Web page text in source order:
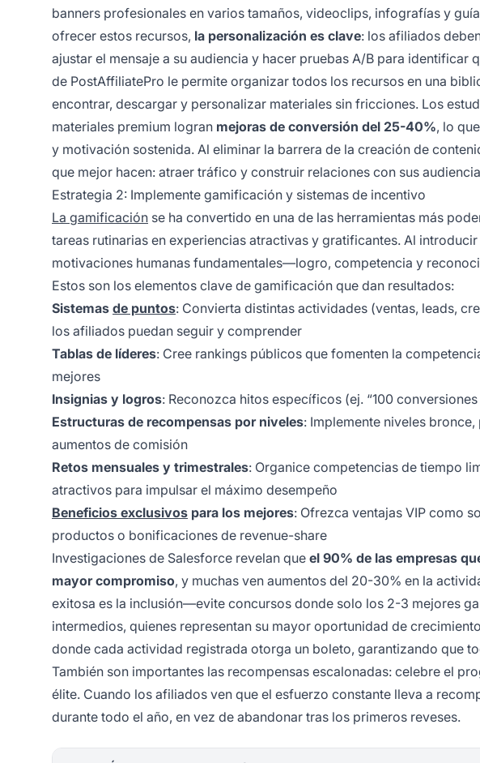
banners profesionales en varios tamaños, videoclips, infografías y
ofrecer estos recursos, la personalización es clave: los afiliados
ajustar el mensaje a su audiencia y hacer pruebas A/B para identificar
de PostAffiliatePro le permite organizar todos los recursos en una
encontrar, descargar y personalizar materiales sin fricciones. Los
materiales premium logran mejoras de conversión del 25-40%, lo
y motivación sostenida. Al eliminar la barrera de la creación de
que mejor hacen: atraer tráfico y construir relaciones con sus
Estrategia 2: Implemente gamificación y sistemas de incentivo
La gamificación se ha convertido en una de las herramientas más
tareas rutinarias en experiencias atractivas y gratificantes. Al
motivaciones humanas fundamentales—logro, competencia y
Estos son los elementos clave de gamificación que dan resultados:
Sistemas de puntos: Convierta distintas actividades (ventas, leads,
los afiliados puedan seguir y comprender
Tablas de líderes: Cree rankings públicos que fomenten la
mejores
Insignias y logros: Reconozca hitos específicos (ej. “100
Estructuras de recompensas por niveles: Implemente niveles
aumentos de comisión
Retos mensuales y trimestrales: Organice competencias de tiempo
atractivos para impulsar el máximo desempeño
Beneficios exclusivos para los mejores: Ofrezca ventajas VIP como
productos o bonificaciones de revenue-share
Investigaciones de Salesforce revelan que el 90% de las empresas
mayor compromiso, y muchas ven aumentos del 20-30% en la
exitosa es la inclusión—evite concursos donde solo los 2-3 mejores
intermedios, quienes representan su mayor oportunidad de
donde cada actividad registrada otorga un boleto, garantizando que
También son importantes las recompensas escalonadas: celebre el
élite. Cuando los afiliados ven que el esfuerzo constante lleva a
durante todo el año, en vez de abandonar tras los primeros reveses.